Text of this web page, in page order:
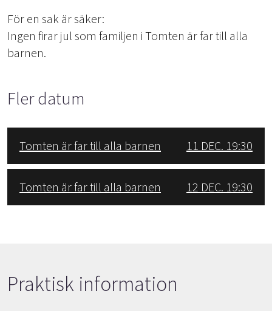
För en sak är säker:
Ingen firar jul som familjen i Tomten är far till alla
barnen.
Fler datum
Tomten är far till alla barnen 11 DEC. 19:30
Tomten är far till alla barnen 12 DEC. 19:30
Praktisk information